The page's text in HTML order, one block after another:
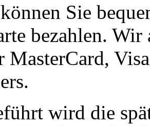
Sie
bezahlen.
MasterCard,
wird die